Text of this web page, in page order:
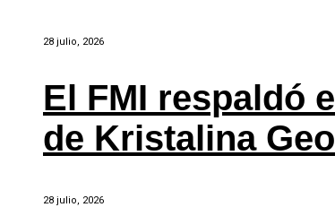
28 julio, 2026
El FMI respaldó
de Kristalina
28 julio, 2026